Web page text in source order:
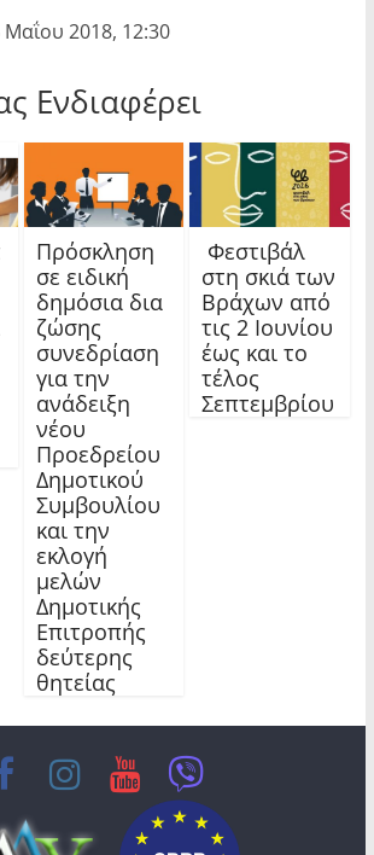
2018, 12:30
Ενδιαφέρει
Πρόσκληση
σε ειδική
δημόσια δια
ζώσης
συνεδρίαση
για την
ανάδειξη
νέου
Προεδρείου
Δημοτικού
Συμβουλίου
και την
εκλογή
μελών
Δημοτικής
Επιτροπής
δεύτερης
θητείας
Φεστιβάλ
στη σκιά των
Βράχων από
τις 2 Ιουνίου
έως και το
τέλος
Σεπτεμβρίου